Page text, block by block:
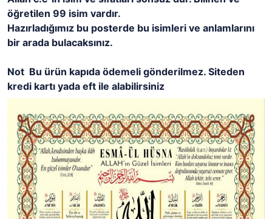
öğretilen 99 isim vardır.
Hazırladığımız bu posterde bu isimleri ve anlamlarını
bir arada bulacaksınız.
Not Bu ürün kapıda ödemeli gönderilmez. Siteden
kredi kartı yada eft ile alabilirsiniz